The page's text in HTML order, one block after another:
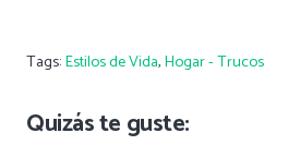
Tags:Estilos de Vida,Hogar - Trucos
Quizás te guste: